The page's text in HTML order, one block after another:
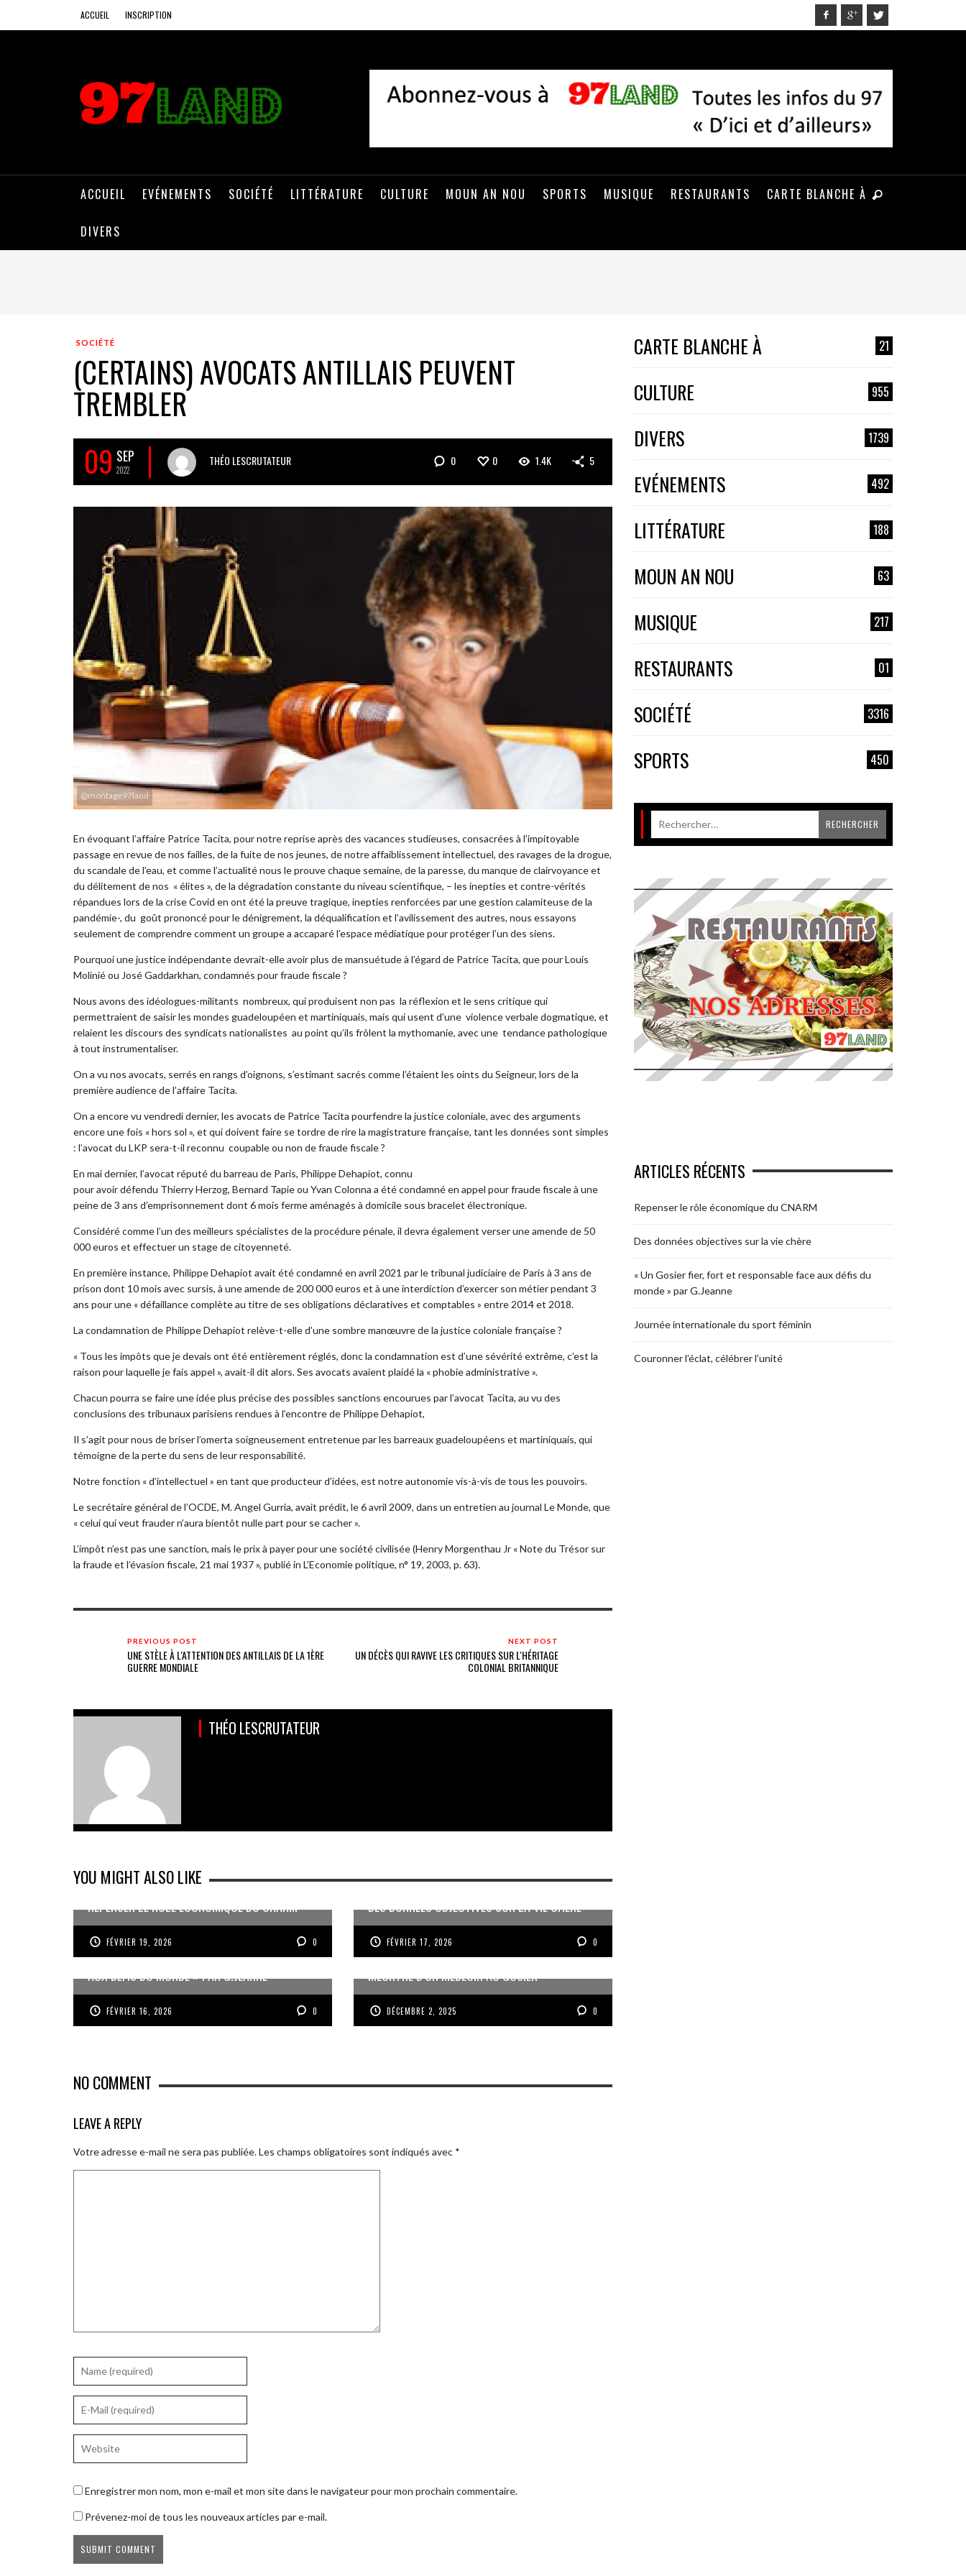
ACCUEIL INSCRIPTION
ACCUEIL EVÉNEMENTS SOCIÉTÉ LITTÉRATURE CULTURE MOUN AN NOU SPORTS MUSIQUE RESTAURANTS CARTE BLANCHE À
DIVERS
SOCIÉTÉ
(CERTAINS) AVOCATS ANTILLAIS PEUVENT
TREMBLER
09 SEP
2022
THÉO LESCRUTATEUR 0 0 1.4K 5
@montage97land
En évoquant l’affaire Patrice Tacita, pour notre reprise après des vacances studieuses, consacrées à l’impitoyable
passage en revue de nos failles, de la fuite de nos jeunes, de notre affaiblissement intellectuel, des ravages de la drogue,
du scandale de l’eau, et comme l’actualité nous le prouve chaque semaine, de la paresse, du manque de clairvoyance et
du délitement de nos « élites », de la dégradation constante du niveau scientifique, – les inepties et contre-vérités
répandues lors de la crise Covid en ont été la preuve tragique, inepties renforcées par une gestion calamiteuse de la
pandémie-, du goût prononcé pour le dénigrement, la déqualification et l’avilissement des autres, nous essayons
seulement de comprendre comment un groupe a accaparé l’espace médiatique pour protéger l’un des siens.
Pourquoi une justice indépendante devrait-elle avoir plus de mansuétude à l’égard de Patrice Tacita, que pour Louis
Molinié ou José Gaddarkhan, condamnés pour fraude fiscale ?
Nous avons des idéologues-militants nombreux, qui produisent non pas la réflexion et le sens critique qui
permettraient de saisir les mondes guadeloupéen et martiniquais, mais qui usent d’une violence verbale dogmatique, et
relaient les discours des syndicats nationalistes au point qu’ils frôlent la mythomanie, avec une tendance pathologique
à tout instrumentaliser.
On a vu nos avocats, serrés en rangs d’oignons, s’estimant sacrés comme l’étaient les oints du Seigneur, lors de la
première audience de l’affaire Tacita.
On a encore vu vendredi dernier, les avocats de Patrice Tacita pourfendre la justice coloniale, avec des arguments
encore une fois « hors sol », et qui doivent faire se tordre de rire la magistrature française, tant les données sont simples
: l’avocat du LKP sera-t-il reconnu coupable ou non de fraude fiscale ?
En mai dernier, l’avocat réputé du barreau de Paris, Philippe Dehapiot, connu
pour avoir défendu Thierry Herzog, Bernard Tapie ou Yvan Colonna a été condamné en appel pour fraude fiscale à une
peine de 3 ans d’emprisonnement dont 6 mois ferme aménagés à domicile sous bracelet électronique.
Considéré comme l’un des meilleurs spécialistes de la procédure pénale, il devra également verser une amende de 50
000 euros et effectuer un stage de citoyenneté.
En première instance, Philippe Dehapiot avait été condamné en avril 2021 par le tribunal judiciaire de Paris à 3 ans de
prison dont 10 mois avec sursis, à une amende de 200 000 euros et à une interdiction d’exercer son métier pendant 3
ans pour une « défaillance complète au titre de ses obligations déclaratives et comptables » entre 2014 et 2018.
La condamnation de Philippe Dehapiot relève-t-elle d’une sombre manœuvre de la justice coloniale française ?
« Tous les impôts que je devais ont été entièrement réglés, donc la condamnation est d’une sévérité extrême, c’est la
raison pour laquelle je fais appel », avait-il dit alors. Ses avocats avaient plaidé la « phobie administrative ».
Chacun pourra se faire une idée plus précise des possibles sanctions encourues par l’avocat Tacita, au vu des
conclusions des tribunaux parisiens rendues à l’encontre de Philippe Dehapiot,
Il s’agit pour nous de briser l’omerta soigneusement entretenue par les barreaux guadeloupéens et martiniquais, qui
témoigne de la perte du sens de leur responsabilité.
Notre fonction « d’intellectuel » en tant que producteur d’idées, est notre autonomie vis-à-vis de tous les pouvoirs.
Le secrétaire général de l’OCDE, M. Angel Gurria, avait prédit, le 6 avril 2009, dans un entretien au journal Le Monde, que
« celui qui veut frauder n’aura bientôt nulle part pour se cacher ».
L’impôt n’est pas une sanction, mais le prix à payer pour une société civilisée (Henry Morgenthau Jr « Note du Trésor sur
la fraude et l’évasion fiscale, 21 mai 1937 », publié in L’Economie politique, n° 19, 2003, p. 63).
PREVIOUS POST
UNE STÈLE À L'ATTENTION DES ANTILLAIS DE LA 1ÈRE
GUERRE MONDIALE
NEXT POST
UN DÉCÈS QUI RAVIVE LES CRITIQUES SUR L'HÉRITAGE
COLONIAL BRITANNIQUE
THÉO LESCRUTATEUR
YOU MIGHT ALSO LIKE
REPENSER LE RÔLE ÉCONOMIQUE DU CNARM
FÉVRIER 19, 2026 0
DES DONNÉES OBJECTIVES SUR LA VIE CHÈRE
FÉVRIER 17, 2026 0
« UN GOSIER FIER, FORT ET RESPONSABLE FACE
AUX DÉFIS DU MONDE » PAR G.JEANNE
FÉVRIER 16, 2026 0
MEURTRE D’UN MÉDECIN AU GOSIER
DÉCEMBRE 2, 2025 0
NO COMMENT
LEAVE A REPLY
Votre adresse e-mail ne sera pas publiée.Les champs obligatoires sont indiqués avec *
Enregistrer mon nom, mon e-mail et mon site dans le navigateur pour mon prochain commentaire.
Prévenez-moi de tous les nouveaux articles par e-mail.
CARTE BLANCHE À 21
CULTURE 955
DIVERS 1739
EVÉNEMENTS 492
LITTÉRATURE 188
MOUN AN NOU 63
MUSIQUE 217
RESTAURANTS 01
SOCIÉTÉ 3316
SPORTS 450
ARTICLES RÉCENTS
Repenser le rôle économique du CNARM
Des données objectives sur la vie chère
« Un Gosier fier, fort et responsable face aux défis du
monde » par G.Jeanne
Journée internationale du sport féminin
Couronner l’éclat, célébrer l’unité